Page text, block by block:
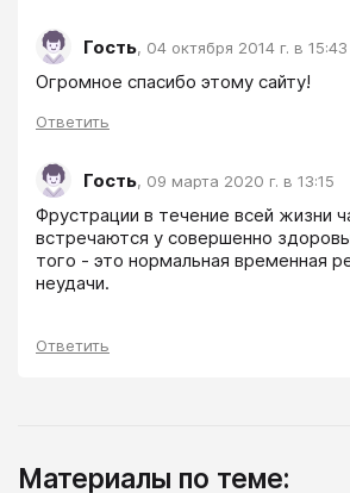
Гость, 04 октября 2014 г. в 15:43
Ответить
Гость, 09 марта 2020 г. в 13:15
Фрустрации в течение всей жизни
встречаются у совершенно
того - это нормальная временная
неудачи.
Ответить
Материалы по теме: